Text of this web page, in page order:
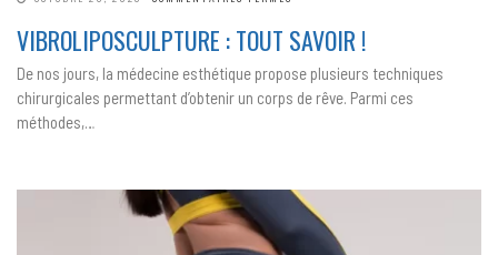
TOUT
SAVOIR !
VIBROLIPOSCULPTURE : TOUT SAVOIR !
De nos jours, la médecine esthétique propose plusieurs techniques
chirurgicales permettant d’obtenir un corps de rêve. Parmi ces
méthodes,…